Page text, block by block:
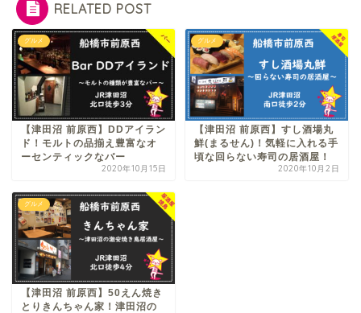
RELATED POST
グルメ
【津田沼 前原西】DDアイラン
ド！モルトの品揃え豊富なオ
ーセンティックなバー
2020年10月15日
グルメ
【津田沼 前原西】すし酒場丸
鮮(まるせん)！気軽に入れる手
頃な回らない寿司の居酒屋！
2020年10月2日
グルメ
【津田沼 前原西】50えん焼き
とりきんちゃん家！津田沼の